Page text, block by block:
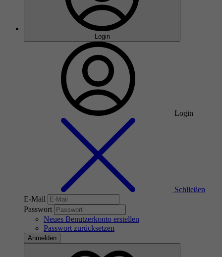
Login
Login
Schließen
E-Mail
Passwort
Neues Benutzerkonto erstellen
Passwort zurücksetzen
Anmelden